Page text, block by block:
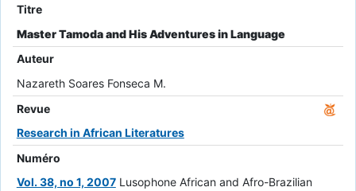
Titre
Master Tamoda and His Adventures in Language
Auteur
Nazareth Soares Fonseca M.
Revue
Research in African Literatures
Numéro
Vol. 38, no 1, 2007 Lusophone African and Afro-Brazilian